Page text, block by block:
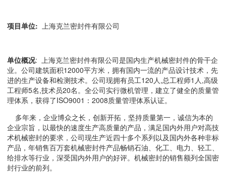
项目单位: 上海克兰密封件有限公司
单位概况: 上海克兰密封件有限公司是国内生产机械密封件的骨干企
业。公司建筑面积12000平方米，拥有国内一流的产品设计技术，先
进的生产设备和检测技术。公司现拥有员工120人,总工程师1人,高级
工程师5名,技术员20名。全公司实行微机管理，建立了健全的质量管
理体系，获得了ISO9001：2008质量管理体系认证。
多年来，企业博众之长，创新开拓，坚持质量第一，诚信为本的
企业宗旨，以最快的速度生产高质量的产品，满足国内外用户对高技
术机械密封的要求，公司现生产近四十多个系列以及国内外各种非标
产品，年销售百万套机械密封件产品畅销石油、化工、电力、轻工、
给排水等行业，深受国内外用户的好评。机械密封的销售额列全国密
封行业的前列。